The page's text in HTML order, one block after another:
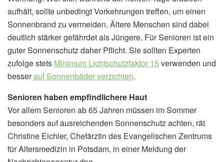
aufhält, sollte unbedingt Vorkehrungen treffen, um einen
Sonnenbrand zu vermeiden. Ältere Menschen sind dabei
deutlich stärker gefährdet als Jüngere. Für Senioren ist ein
guter Sonnenschutz daher Pflicht. Sie sollten Experten
zufolge stets Minimum Lichtschutzfaktor 15 verwenden und
besserauf Sonnenbäder verzichten.
Senioren haben empfindlichere Haut
Vor allem Senioren ab 65 Jahren müssen im Sommer
besonders auf ausreichenden Sonnenschutz achten, rät
Christine Eichler, Chefärztin des Evangelischen Zentrums
für Altersmedizin in Potsdam, in einer Meldung der